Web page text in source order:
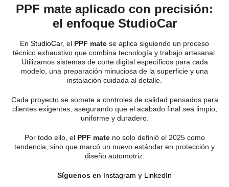
PPF mate aplicado con precisión:
el enfoque StudioCar
En StudioCar, el PPF mate se aplica siguiendo un proceso
técnico exhaustivo que combina tecnología y trabajo artesanal.
Utilizamos sistemas de corte digital específicos para cada
modelo, una preparación minuciosa de la superficie y una
instalación cuidada al detalle.
Cada proyecto se somete a controles de calidad pensados para
clientes exigentes, asegurando que el acabado final sea limpio,
uniforme y duradero.
Por todo ello, el PPF mateno solo definió el 2025 como
tendencia, sino que marcó un nuevo estándar en protección y
diseño automotriz.
Síguenos en Instagram y LinkedIn